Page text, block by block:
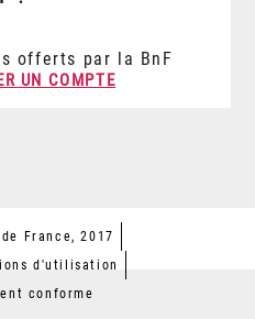
offerts par la BnF
UN COMPTE
France, 2017
d'utilisation
conforme